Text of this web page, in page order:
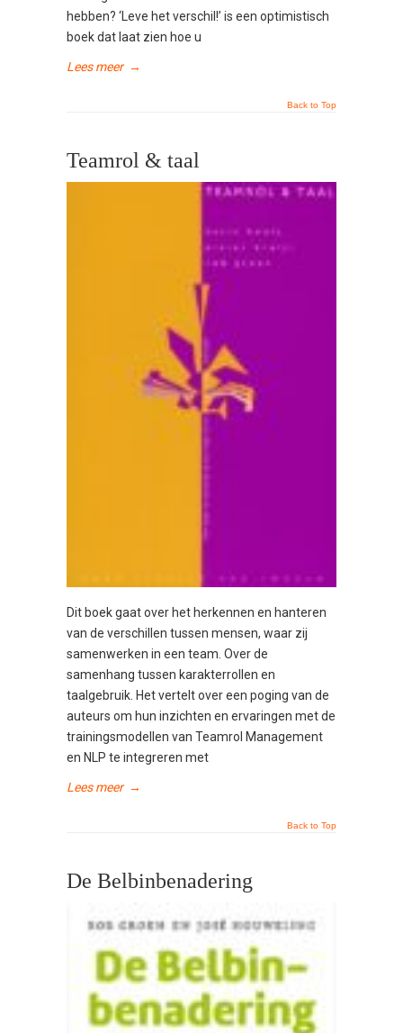
hebben? ‘Leve het verschil!’ is een optimistisch
boek dat laat zien hoe u
Lees meer →
Back to Top
Teamrol & taal
Dit boek gaat over het herkennen en hanteren
van de verschillen tussen mensen, waar zij
samenwerken in een team. Over de
samenhang tussen karakterrollen en
taalgebruik. Het vertelt over een poging van de
auteurs om hun inzichten en ervaringen met de
trainingsmodellen van Teamrol Management
en NLP te integreren met
Lees meer →
Back to Top
De Belbinbenadering